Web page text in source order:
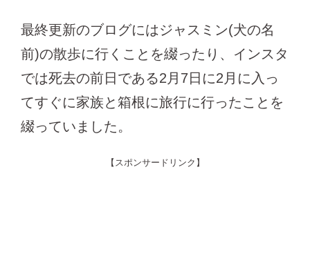
最終更新のブログにはジャスミン(犬の名
前)の散歩に行くことを綴ったり、インスタ
では死去の前日である2月7日に2月に入っ
てすぐに家族と箱根に旅行に行ったことを
綴っていました。
【スポンサードリンク】